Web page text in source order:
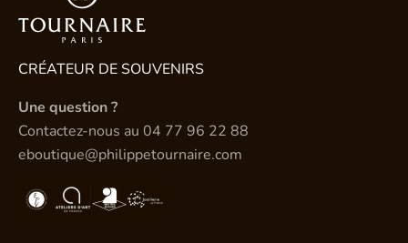
CRÉATEUR DE SOUVENIRS
Une question ?
Contactez-nous au 04 77 96 22 88
eboutique@philippetournaire.com